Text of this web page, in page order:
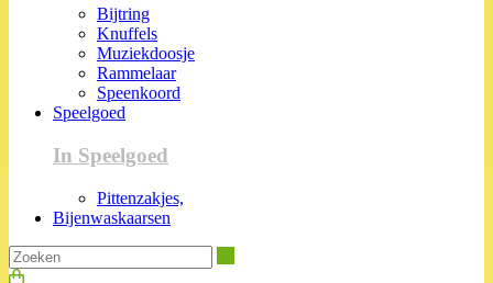
Bijtring
Knuffels
Muziekdoosje
Rammelaar
Speenkoord
Speelgoed
In Speelgoed
Pittenzakjes,
Bijenwaskaarsen